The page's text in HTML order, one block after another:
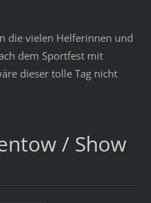
die vielen Helferinnen und
dem Sportfest mit
dieser tolle Tag nicht
/ Show